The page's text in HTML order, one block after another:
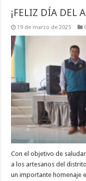
¡FELIZ DÍA DEL
19 de marzo de 2025
Con el objetivo de
a los artesanos del
un importante homenaje